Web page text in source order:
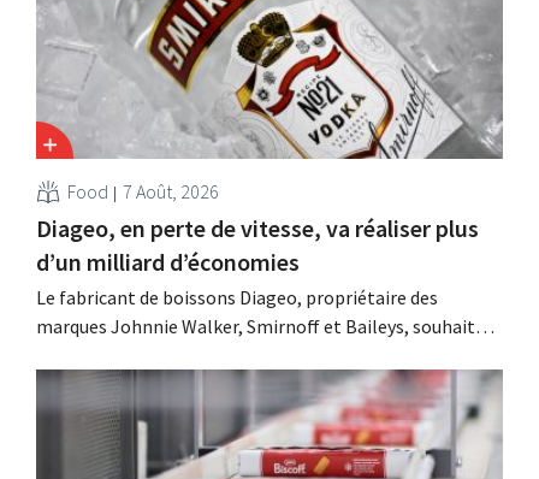
Food 7 Août, 2026
Diageo, en perte de vitesse, va réaliser plus
d’un milliard d’économies
Le fabricant de boissons Diageo, propriétaire des
marques Johnnie Walker, Smirnoff et Baileys, souhaite,
considérablement ses coûts tout en investissant dans la
croissance, notamment pour Guinness et les cocktails
prêts à boire.